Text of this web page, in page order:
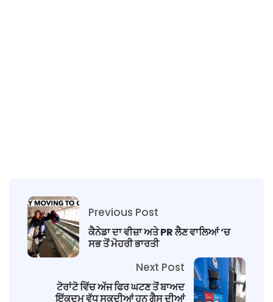
Previous Post
ਕੈਨੇਡਾ ਦਾ ਵੀਜ਼ਾ ਅਤੇ PR ਲੈਣ ਵਾਲਿਆਂ ‘ਚ
ਸਭ ਤੋਂ ਮੋਹਰੀ ਭਾਰਤੀ
Next Post
ਟੋਰਾਂਟੋ ਵਿੱਚ ਅੱਜ ਫਿਰ ਘਟਣ ਤੋਂ ਬਾਅਦ
ਇੱਕਦਮ ਵੱਧ ਸਕਦੀਆਂ ਹਨ ਗੈਸ ਦੀਆਂ